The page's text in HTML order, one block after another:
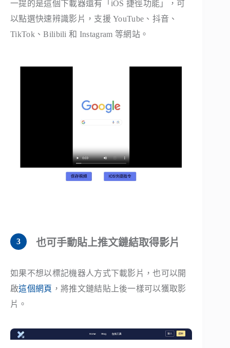
一提的是這個下載器還有「iOS 捷徑功能」，可
以點選快速辨識影片，支援 YouTube、抖音、
TikTok、Bilibili 和 Instagram 等網站。
也可手動貼上推文鏈結取得影片
如果不想以標記機器人方式下載影片，也可以開
啟這個網頁 ，將推文鏈結貼上後一樣可以獲取影
片。